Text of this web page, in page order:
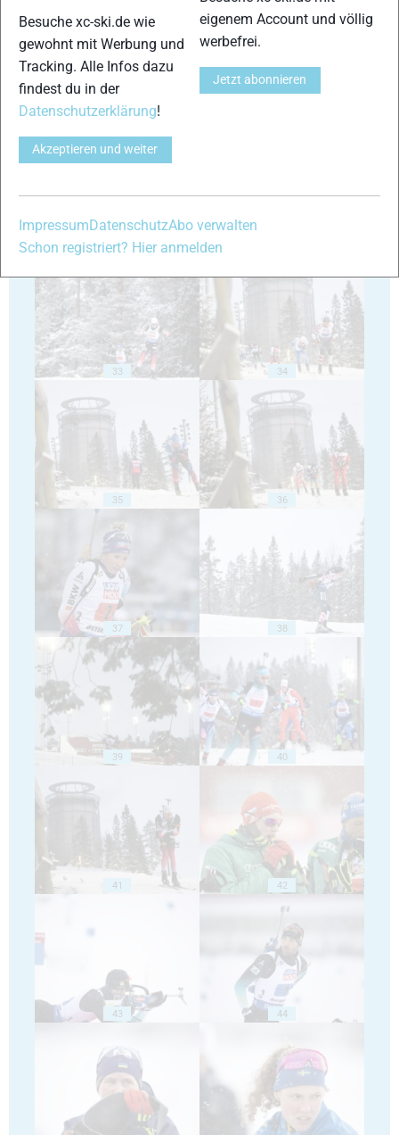
29
31
33 34
35 36
37 38
39 40
41 42
43 44
Besuche xc-ski.de wie
gewohnt mit Werbung und
Tracking. Alle Infos dazu
findest du in der
Datenschutzerklärung!
Akzeptieren und weiter
eigenem Account und völlig
werbefrei.
Jetzt abonnieren
Impressum DatenschutzAbo verwalten
Schon registriert? Hier anmelden